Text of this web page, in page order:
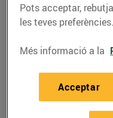
quinoa
Pots acceptar,
les teves preferències.
Més informació a la
Acceptar